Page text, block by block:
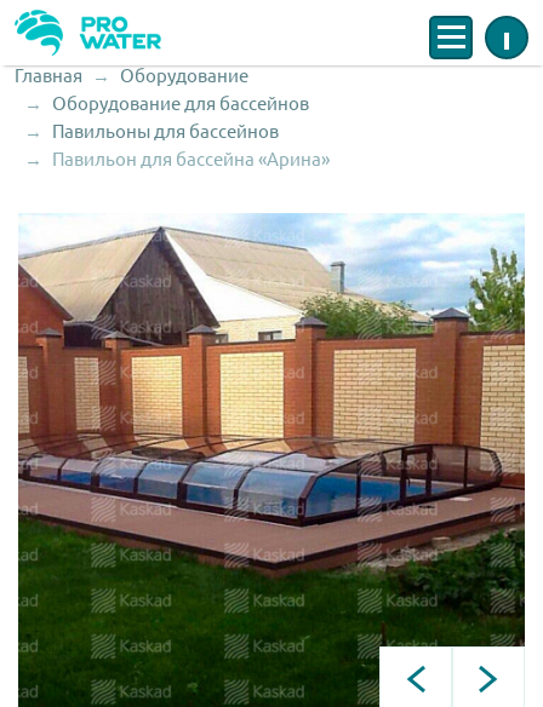
Меню Инфо
Строка навигации
Главная
Оборудование
Оборудование для бассейнов
Павильоны для бассейнов
Павильон для бассейна «Арина»